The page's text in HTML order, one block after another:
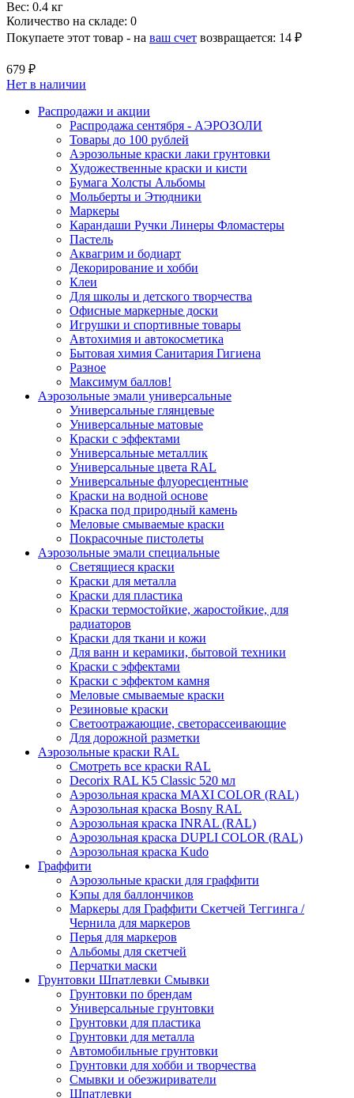
Вес: 0.4 кг
Количество на складе: 0
Покупаете этот товар - на ваш счет возвращается: 14 ₽
679 ₽
Нет в наличии
Распродажи и акции
Распродажа сентября - АЭРОЗОЛИ
Товары до 100 рублей
Аэрозольные краски лаки грунтовки
Художественные краски и кисти
Бумага Холсты Альбомы
Мольберты и Этюдники
Маркеры
Карандаши Ручки Линеры Фломастеры
Пастель
Аквагрим и бодиарт
Декорирование и хобби
Клеи
Для школы и детского творчества
Офисные маркерные доски
Игрушки и спортивные товары
Автохимия и автокосметика
Бытовая химия Санитария Гигиена
Разное
Максимум баллов!
Аэрозольные эмали универсальные
Универсальные глянцевые
Универсальные матовые
Краски с эффектами
Универсальные металлик
Универсальные цвета RAL
Универсальные флуоресцентные
Краски на водной основе
Краска под природный камень
Меловые смываемые краски
Покрасочные пистолеты
Аэрозольные эмали специальные
Светящиеся краски
Краски для металла
Краски для пластика
Краски термостойкие, жаростойкие, для
радиаторов
Краски для ткани и кожи
Для ванн и керамики, бытовой техники
Краски с эффектами
Краски с эффектом камня
Меловые смываемые краски
Резиновые краски
Светоотражающие, светорассеивающие
Для дорожной разметки
Аэрозольные краски RAL
Смотреть все краски RAL
Decorix RAL K5 Classic 520 мл
Аэрозольная краска MAXI COLOR (RAL)
Аэрозольная краска Bosny RAL
Аэрозольная краска INRAL (RAL)
Аэрозольная краска DUPLI COLOR (RAL)
Аэрозольная краска Kudo
Граффити
Аэрозольные краски для граффити
Кэпы для баллончиков
Маркеры для Граффити Скетчей Теггинга /
Чернила для маркеров
Перья для маркеров
Альбомы для скетчей
Перчатки маски
Грунтовки Шпатлевки Смывки
Грунтовки по брендам
Универсальные грунтовки
Грунтовки для пластика
Грунтовки для металла
Автомобильные грунтовки
Грунтовки для хобби и творчества
Смывки и обезжириватели
Шпатлевки